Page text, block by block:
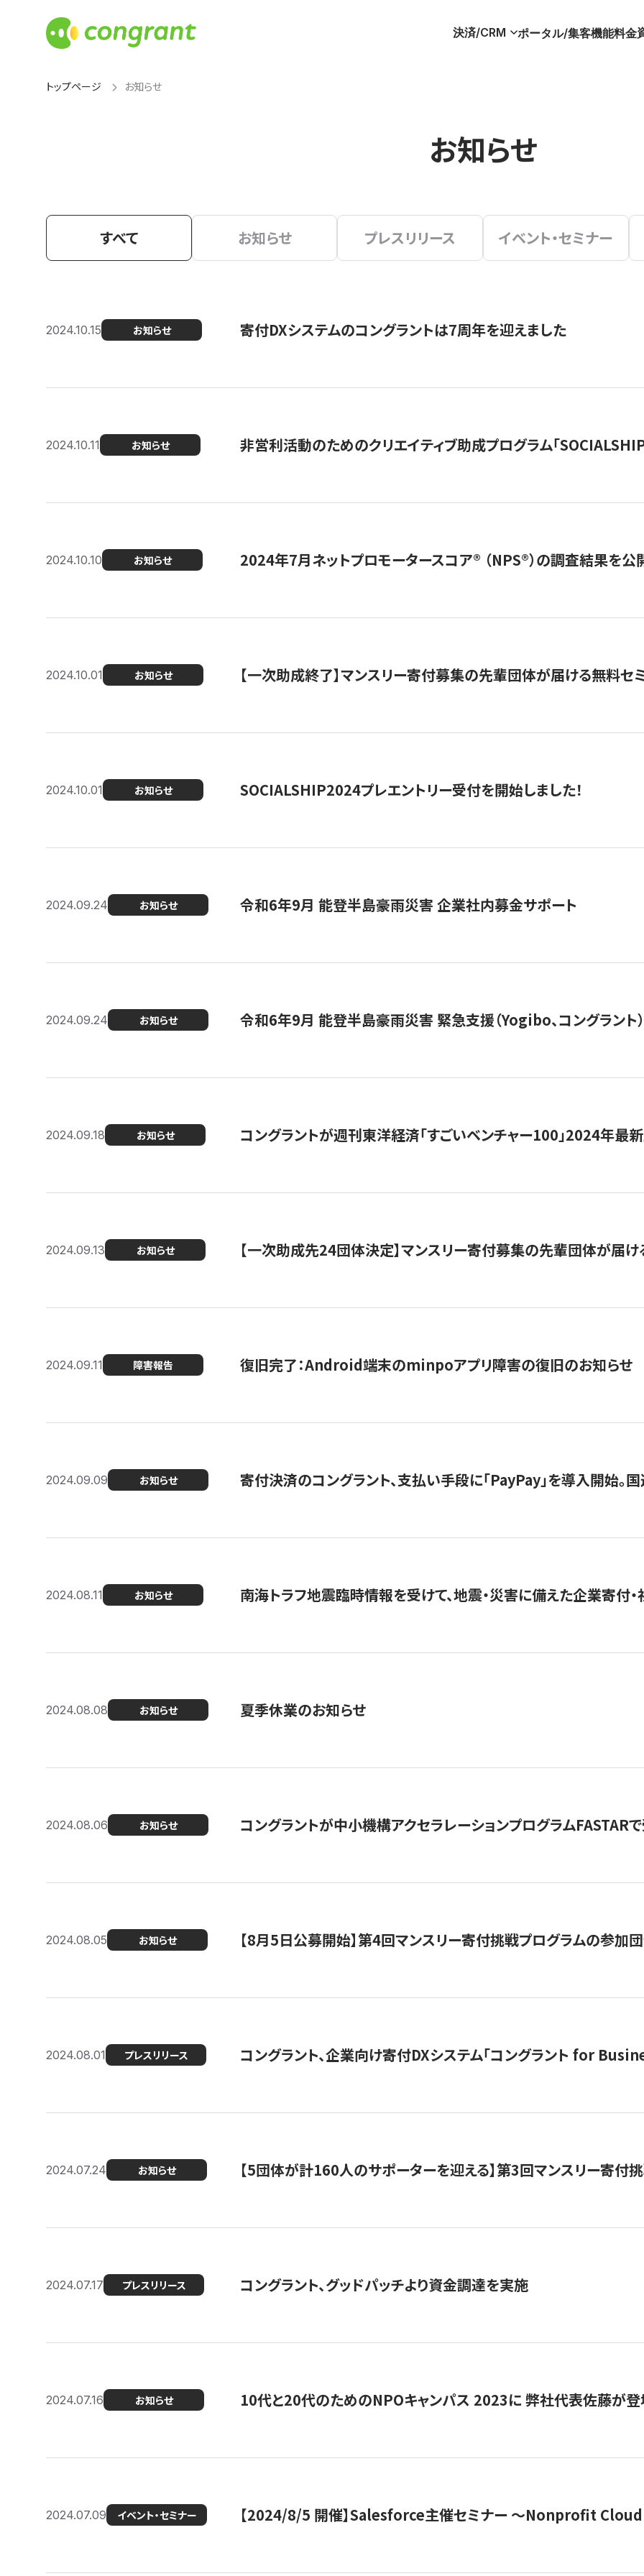
決済/CRM ポータル/集客機能料金
トップページ お知らせ
お知らせ
すべて お知らせ プレスリリース イベント・セミナー
2024.10.15 お知らせ 寄付DXシステムのコングラントは7周年を迎えました
2024.10.11 お知らせ 非営利活動のためのクリエイティブ助成プログラム「
2024.10.10 お知らせ 2024年7月ネットプロモータースコア®︎ （NPS®︎）の調査結果を公
2024.10.01 お知らせ 【一次助成終了】マンスリー寄付募集の先輩団体が届ける無料セ
2024.10.01 お知らせ SOCIALSHIP2024プレエントリー受付を開始しました！
2024.09.24 お知らせ 令和6年9月 能登半島豪雨災害 企業社内募金サポート
2024.09.24 お知らせ 令和6年9月 能登半島豪雨災害 緊急支援（Yogibo、コングラント）
2024.09.18 お知らせ コングラントが週刊東洋経済「すごいベンチャー100」2024年最
2024.09.13 お知らせ 【一次助成先24団体決定】マンスリー寄付募集の先輩団体が届
2024.09.11 障害報告 復旧完了：Android端末のminpoアプリ障害の復旧のお知らせ
2024.09.09 お知らせ 寄付決済のコングラント、支払い手段に「PayPay」を導入開始。
2024.08.11 お知らせ 南海トラフ地震臨時情報を受けて、地震・災害に備えた企業寄付
2024.08.08 お知らせ 夏季休業のお知らせ
2024.08.06 お知らせ コングラントが中小機構アクセラレーションプログラムFASTAR
2024.08.05 お知らせ 【8月5日公募開始】第4回マンスリー寄付挑戦プログラムの参加
2024.08.01 プレスリリース コングラント、企業向け寄付DXシステム「コングラント for
2024.07.24 お知らせ 【5団体が計160人のサポーターを迎える】​​第3回マンスリー寄付
2024.07.17 プレスリリース コングラント、グッドパッチより資金調達を実施
2024.07.16 お知らせ 10代と20代のためのNPOキャンパス 2023に 弊社代表佐藤が
2024.07.09 イベント・セミナー 【2024/8/5 開催】Salesforce主催セミナー 〜Nonprofit